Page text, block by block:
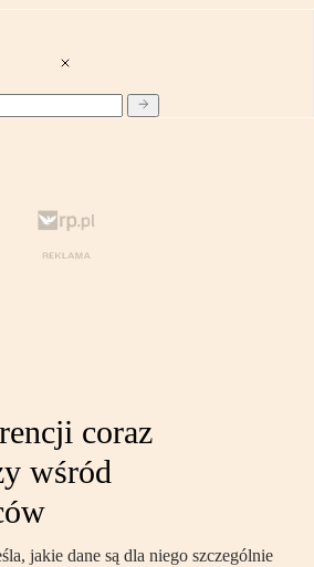
coraz
wśród
jakie dane są dla niego szczególnie